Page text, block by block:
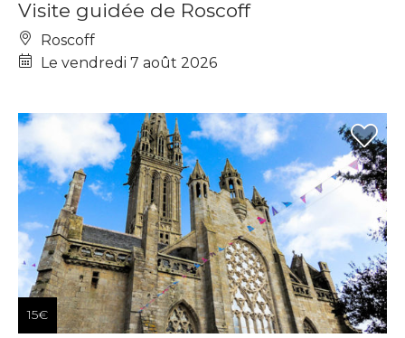
Visite guidée de Roscoff
Roscoff
Le vendredi 7 août 2026
15€